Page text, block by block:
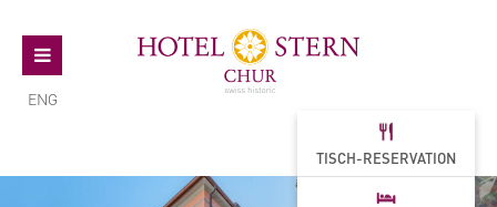
ENG
TISCH-RESERVATION